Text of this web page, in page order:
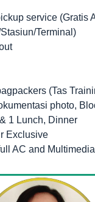
service (Gratis
Terminal)
(Tas
photo,
1 Lunch, Dinner
Exclusive
AC and Multimedia